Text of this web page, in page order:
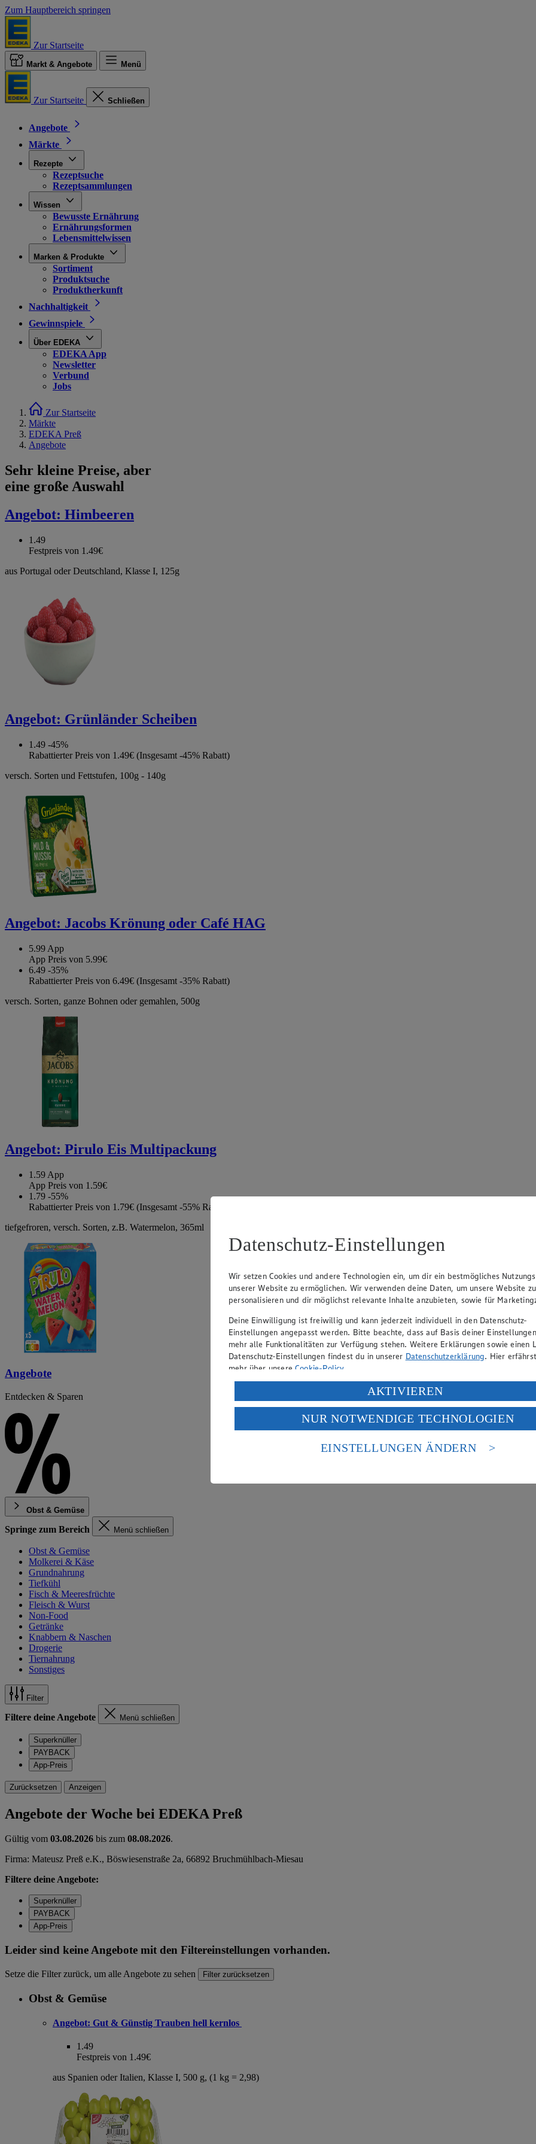
Zum Hauptbereich springen
Zur Startseite
Markt & Angebote Menü
Zur Startseite Schließen
Angebote
Märkte
Rezepte
Rezeptsuche
Rezeptsammlungen
Wissen
Bewusste Ernährung
Ernährungsformen
Lebensmittelwissen
Marken & Produkte
Sortiment
Produktsuche
Produktherkunft
Nachhaltigkeit
Gewinnspiele
Über EDEKA
EDEKA App
Newsletter
Verbund
Jobs
Zur Startseite
Märkte
EDEKA Preß
Angebote
Sehr kleine Preise, aber
eine große Auswahl
Angebot: Himbeeren
1.49
Festpreis von 1.49€
aus Portugal oder Deutschland, Klasse I, 125g
Angebot: Grünländer Scheiben
1.49 -45%
Rabattierter Preis von 1.49€ (Insgesamt -45% Rabatt)
versch. Sorten und Fettstufen, 100g - 140g
Angebot: Jacobs Krönung oder Café HAG
5.99 App
App Preis von 5.99€
6.49 -35%
Rabattierter Preis von 6.49€ (Insgesamt -35% Rabatt)
versch. Sorten, ganze Bohnen oder gemahlen, 500g
Angebot: Pirulo Eis Multipackung
1.59 App
App Preis von 1.59€
1.79 -55%
Rabattierter Preis von 1.79€ (Insgesamt -55% Rabatt)
tiefgefroren, versch. Sorten, z.B. Watermelon, 365ml
Angebote
Entdecken & Sparen
Obst & Gemüse
Springe zum Bereich Menü schließen
Obst & Gemüse
Molkerei & Käse
Grundnahrung
Tiefkühl
Fisch & Meeresfrüchte
Fleisch & Wurst
Non-Food
Getränke
Knabbern & Naschen
Drogerie
Tiernahrung
Sonstiges
Filter
Filtere deine Angebote Menü schließen
Superknüller
PAYBACK
App-Preis
Zurücksetzen Anzeigen
Angebote der Woche bei EDEKA Preß
Gültig vom 03.08.2026 bis zum 08.08.2026.
Firma: Mateusz Preß e.K., Böswiesenstraße 2a, 66892 Bruchmühlbach-Miesau
Filtere deine Angebote:
Superknüller
PAYBACK
App-Preis
Leider sind keine Angebote mit den Filtereinstellungen vorhanden.
Setze die Filter zurück, um alle Angebote zu sehen Filter zurücksetzen
Obst & Gemüse
Angebot: Gut & Günstig Trauben hell kernlos
1.49
Festpreis von 1.49€
aus Spanien oder Italien, Klasse I, 500 g, (1 kg = 2,98)
Datenschutz-Einstellungen
Wir setzen Cookies und andere Technologien ein, um dir ein bestmögliches
unserer Website zu ermöglichen. Wir verwenden deine Daten, um unsere Website zu
personalisieren und dir möglichst relevante Inhalte anzubieten, sowie für
Deine Einwilligung ist freiwillig und kann jederzeit individuell in den Datenschutz-
Einstellungen angepasst werden. Bitte beachte, dass auf Basis deiner
mehr alle Funktionalitäten zur Verfügung stehen. Weitere Erklärungen sowie einen
Datenschutz-Einstellungen findest du in unserer Datenschutzerklärung. Hier
mehr über unsereCookie-Policy.
Verarbeitung deiner personenbezogenen Daten in den USA durch Facebook und
Wenn du auf „Aktivieren“ klickst, willigst du im Sinne des Art. 49 Abs. 1 Satz 1 lit.
ein, dass deine Daten in den USA verarbeitet werden. Der EuGH sieht die USA als
einem nach europäischen Standards nicht angemessenen Datenschutzniveau an. Es
Risiko eines Zugriffs durch US-amerikanische Behörden.
AKTIVIEREN
NUR NOTWENDIGE TECHNOLOGIEN
EINSTELLUNGEN ÄNDERN